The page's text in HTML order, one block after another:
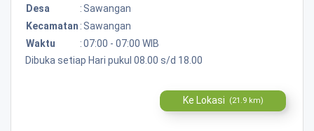
Desa
: Sawangan
Kecamatan : Sawangan
Waktu
:07:00 - 07:00 WIB
Dibuka setiap Hari pukul 08.00 s/d 18.00
Ke Lokasi (21.9 km)